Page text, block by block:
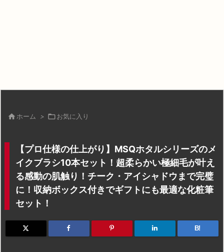
 ホーム > お気に入り
【プロ仕様の仕上がり】MSQホタルシリーズのメ
イクブラシ10本セット！超柔らかい極細毛が叶え
る感動の肌触り！チーク・アイシャドウまで完璧
に！収納ボックス付きでギフトにも最適な化粧筆
セット！
B!